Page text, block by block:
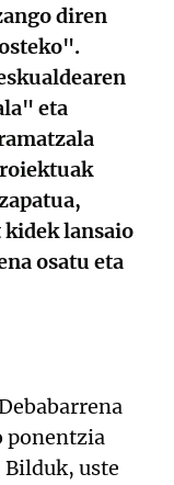
diren
eta
kidek lansaio
osatu eta
ponentzia
Bilduk, uste